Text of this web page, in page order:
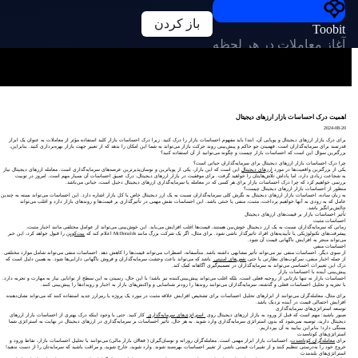
Toobit
آغاز معاملات در هر لحظه
باز کردن
اهمیت درک احساسات بازار ارزهای دیجیتال
2024-08-20
برای درک بازار ارزهای دیجیتال و پویایی آن، ابتدا باید مفهوم احساسات بازار را درک کنید. زیرا درک احساسات بازار کلید استفاده مؤثر از معاملات به عنوان یک ابزار
قدرتمند برای سرمایه‌گذاران است. فهمیدن جو حاکم و پیش‌بینی روند حرکت بازار می‌تواند به شما این امکان را بدهد که از تغییر جهت بازار بهره‌برداری کنید. بنابراین،
بزرگترین سوال این است که احساسات بازار چیست و چگونه می‌توانید از آن استفاده کنید؟
چرا درک احساسات بازار ارزهای دیجیتال برای سرمایه‌گذاران حیاتی است؟
یکی از بزرگترین واقعیت‌ها در مورد
ارزهای دیجیتال
این است که این بازار، یکی از پویاترین و نوسان‌پذیرترین عرصه‌های سرمایه‌گذاری است. معامله ارزهای دیجیتال نیاز
به شجاعت زیادی دارد، اما پاداش تلاش‌هایتان را خواهید گرفت. برای موفقیت در بازار ارزهای دیجیتال، درک عمیق احساسات آن بسیار مهم است. امروز در توبیت
بررسی خواهیم کرد که چرا درک احساسات بازار برای هر کسی که در معامله یا سرمایه‌گذاری ارزهای دیجیتال دخیل است، حیاتی می‌باشد.
منظور از احساسات بازار ارزهای دیجیتال چیست؟
به زبان ساده، احساسات بازار ارزهای دیجیتال به نگرش کلی سرمایه‌گذاران نسبت به یک ارز دیجیتال خاص یا کل بازار اشاره دارد. این احساسات می‌تواند بسته به چندین
عامل که به زودی به آنها خواهیم پرداخت، مثبت، منفی یا خنثی باشد. این احساسات نقش مهمی در تأثیرگذاری بر قیمت‌ها و روندهای بازار دارد و اغلب می‌تواند
چالش‌برانگیز باشد.
تأثیر احساسات بازار بر قیمت‌های ارزهای دیجیتال
احساسات مثبت
زمانی که سرمایه‌گذاران نسبت به یک ارز دیجیتال خوش‌بین هستند، قیمت‌ها اغلب افزایش می‌یابد. این خوش‌بینی می‌تواند از عوامل مختلفی مانند اخبار مثبت،
پیشرفت‌های تکنولوژیکی یا تأییدیه‌های افراد تاثیرگذار ناشی شود. برای مثال، اگر یک شرکت بزرگ مانند McDonalds اعلام کند که
بیت‌کوین را قبول خواهد کرد، این خبر
می‌تواند منجر به افزایش ناگهانی قیمت آن شود.
احساسات منفی
از سوی دیگر، احساسات منفی نیز می‌تواند تأثیر مشابهی داشته باشد. متأسفانه، اضطراب می‌تواند قیمت‌ها را کاهش دهد. احساسات منفی می‌تواند شامل موارد مختلفی
از جمله اخبار منفی، سرکوب‌های نظارتی یا حتی نقض‌های امنیتی
باشد که می‌تواند باعث وحشت سرمایه‌گذاران و فروش ناگهانی دارایی‌ها شود. به همین دلیل است که
درک این تغییرات احساسی می‌تواند به سرمایه‌گذاران در تصمیم‌گیری آگاهانه کمک کند.
پیش‌بینی آینده با احساسات بازار
احساسات بازار نه تنها بازتابی از روحیه فعلی است، بلکه اغلب می‌تواند پیش‌بینی‌کننده نیز باشد! با این حال، رسیدن به این سطح از توانایی نیاز به مهارت و تجربه دارد.
با تجزیه و تحلیل احساسات فعلی و گذشته، سرمایه‌گذاران می‌توانند روندها را زودتر شناسایی و واکنش‌های بازار به اخبار و رویدادها را پیش‌بینی کنند.
برای مثال، معامله‌گران می‌توانند از ابزارهای تحلیل احساسات برای تشخیص افزایش علاقه مثبت در مورد یک پروژه یا رمزارز جدید استفاده کنند که می‌تواند نشان‌دهنده
افزایش احتمالی قیمت در آینده نزدیک باشد.
توسعه استراتژی‌های سرمایه‌گذاری
صبور باشید: مهم است که قبل از ورود به بازار ارزهای دیجیتال روی
استراتژی‌های سرمایه‌گذاری
کار کنید. حتی با وجود اینکه درک بهتری از احساسات بازار ارزهای
دیجیتال دارید، توصیه نمی‌شود که بدون استراتژی سرمایه‌گذاری وارد شوید. به هر حال، تأثیر احساسات بر سرمایه‌گذاری در ارزهای دیجیتال در نهایت به استراتژی شما
بستگی دارد! بنابراین بیایید به آن بپردازیم.
استراتژی‌های کوتاه‌مدت
برای معامله‌گران کوتاه‌مدت، احساسات بازار ابزار مهمی است. معامله‌گران روزانه و نوسان‌گیران ( فعالان بازار مالی) می‌توانند با تحلیل احساسات بازار، نقاط ورود و
خروج خود را به‌درستی تنظیم کنند و از تغییرات قیمتی ناشی از تغییر احساسات بهره‌مند شوند. وارد شوید، خارج شوید، و مراقب باشید که سرمایه‌تان را از دست ندهید!
استراتژی‌های بلندمدت